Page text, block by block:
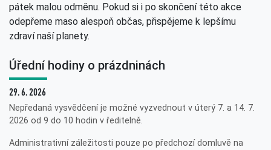
pátek malou odměnu. Pokud si i po skončení této akce
odepřeme maso alespoň občas, přispějeme k lepšímu
zdraví naší planety.
Úřední hodiny o prázdninách
29. 6. 2026
Nepředaná vysvědčení je možné vyzvednout v úterý 7. a 14. 7.
2026 od 9 do 10 hodin v ředitelně.
Administrativní záležitosti pouze po předchozí domluvě na